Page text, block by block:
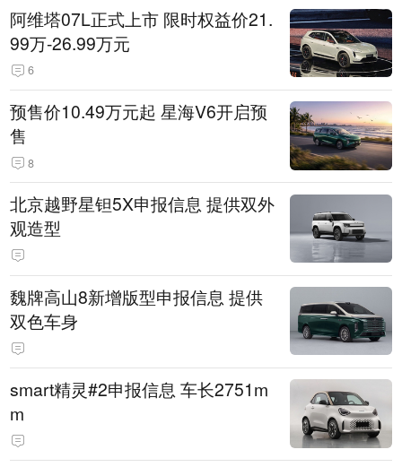
阿维塔07L正式上市 限时权益价21.
99万-26.99万元
6
预售价10.49万元起 星海V6开启预
售
8
北京越野星钽5X申报信息 提供双外
观造型
魏牌高山8新增版型申报信息 提供
双色车身
smart精灵#2申报信息 车长2751m
m